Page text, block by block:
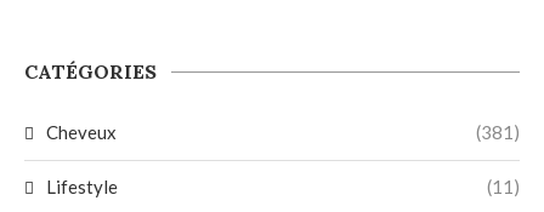
CATÉGORIES
Cheveux (381)
Lifestyle (11)